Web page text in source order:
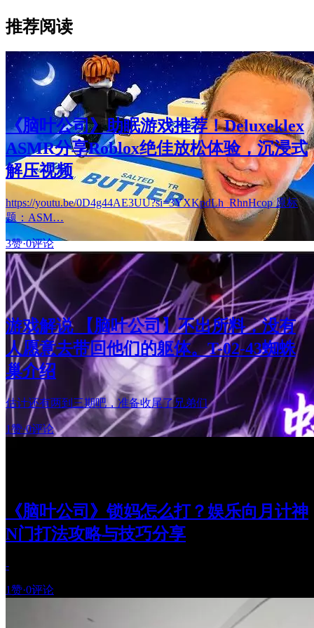
推荐阅读
《脑叶公司》助眠游戏推荐！Deluxeklex
ASMR分享Roblox绝佳放松体验，沉浸式
解压视频
https://youtu.be/0D4g44AE3UU?si=3YXKpdLh_RhnHcop 原标
题：ASM…
3赞·0评论
游戏解说 【脑叶公司】不出所料，没有
人愿意去带回他们的躯体。T-02-43蜘蛛
巢介绍
估计还有两到三期吧，准备收尾了兄弟们
1赞·0评论
《脑叶公司》锁妈怎么打？娱乐向月计神
N门打法攻略与技巧分享
-
1赞·0评论